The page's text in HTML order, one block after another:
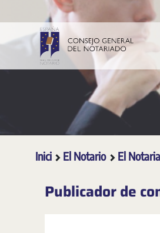
Salta al contingut principal
Inici El Notario El
Publicador de